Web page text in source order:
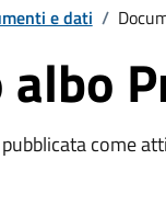
e dati /
come